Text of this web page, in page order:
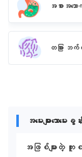
အစားအသော
တခြား ဘက်တီ
အမေးများသောမေးခွန်း
အဖြစ်များတဲ့ ကူ